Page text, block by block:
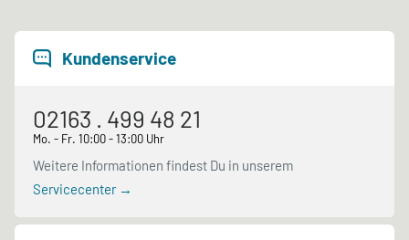
Kundenservice
02163 . 499 48 21
Mo. - Fr. 10:00 - 13:00 Uhr
Weitere Informationen findest Du in unserem
Servicecenter →